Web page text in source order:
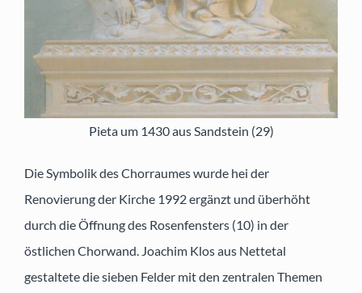
Pieta um 1430 aus Sandstein (29)
Die Symbolik des Chorraumes wurde hei der
Renovierung der Kirche 1992 ergänzt und überhöht
durch die Öffnung des Rosenfensters (10) in der
östlichen Chorwand. Joachim Klos aus Nettetal
gestaltete die sieben Felder mit den zentralen Themen